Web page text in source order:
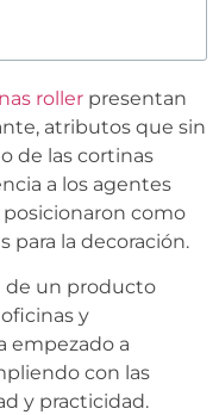
roller presentan
atributos que sin
de las cortinas
a los agentes
como
para la decoración.
de un producto
y
empezado a
con las
y practicidad.